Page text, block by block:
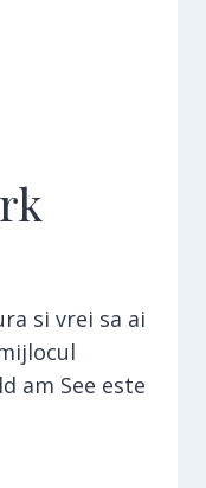
si vrei sa ai
am See este